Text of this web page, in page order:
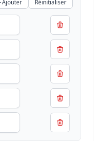
Ajouter Réinitialiser